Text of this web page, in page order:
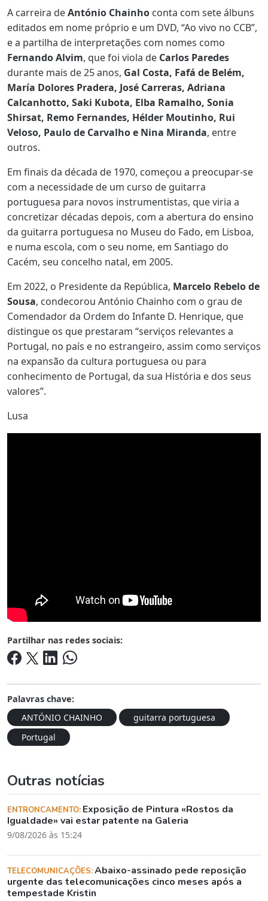
A carreira deAntónio Chainho conta com sete álbuns
editados em nome próprio e um DVD, “Ao vivo no CCB”,
e a partilha de interpretações com nomes como
Fernando Alvim, que foi viola de Carlos Paredes
durante mais de 25 anos, Gal Costa, Fafá de Belém,
María Dolores Pradera, José Carreras, Adriana
Calcanhotto, Saki Kubota, Elba Ramalho, Sonia
Shirsat, Remo Fernandes, Hélder Moutinho, Rui
Veloso, Paulo de Carvalho e Nina Miranda, entre
outros.
Em finais da década de 1970, começou a preocupar-se
com a necessidade de um curso de guitarra
portuguesa para novos instrumentistas, que viria a
concretizar décadas depois, com a abertura do ensino
da guitarra portuguesa no Museu do Fado, em Lisboa,
e numa escola, com o seu nome, em Santiago do
Cacém, seu concelho natal, em 2005.
Em 2022, o Presidente da República, Marcelo Rebelo de
Sousa, condecorou António Chainho com o grau de
Comendador da Ordem do Infante D. Henrique, que
distingue os que prestaram “serviços relevantes a
Portugal, no país e no estrangeiro, assim como serviços
na expansão da cultura portuguesa ou para
conhecimento de Portugal, da sua História e dos seus
valores”.
Lusa
Partilhar nas redes sociais:
Palavras chave:
ANTÓNIO CHAINHO
guitarra portuguesa
Portugal
Outras notícias
ENTRONCAMENTO: Exposição de Pintura «Rostos da
Igualdade» vai estar patente na Galeria
9/08/2026 às 15:24
TELECOMUNICAÇÕES:Abaixo-assinado pede reposição
urgente das telecomunicações cinco meses após a
tempestade Kristin